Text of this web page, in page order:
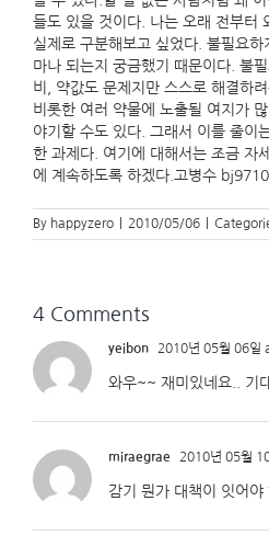
들도 있을 것이다. 나는 오래 전부터
실제로 구분해보고 싶었다. 불필요
마나 되는지 궁금했기 때문이다. 불
비, 약값도 문제지만 스스로 해결하
비롯한 여러 약물에 노출될 여지가
야기할 수도 있다. 그래서 이를 줄이
한 과제다. 여기에 대해서는 조금 자
에 계속하도록 하겠다.고병수
By happyzero 2010/05/06
4 Comments
yeibon 2010년 05월 06일
와우~~ 재미있네요.. 기
miraegrae 2010년 05월
감기 뭔가 대책이 잇어야